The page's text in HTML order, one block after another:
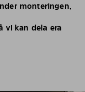
monteringen,
vi kan dela era